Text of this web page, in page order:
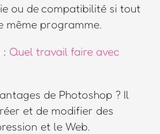
ou de compatibilité si tout
même programme.
Quel travail faire avec
de Photoshop ? Il
et de modifier des
et le Web.